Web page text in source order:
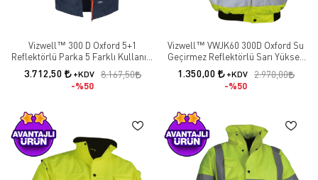
Vizwell™ 300 D Oxford 5+1
Reflektörlü Parka 5 Farklı Kullanım
Modeli / Turuncu
3.712,50 +KDV
8.167,50
%50
Vizwell™ VWJK60 300D Oxford Su
Geçirmez Reflektörlü Sarı Yüksek
Görünürlük Yelek
1.350,00 +KDV
2.970,00
%50